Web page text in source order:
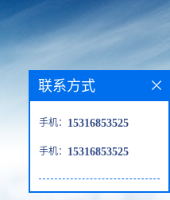
联系方式
手机： 15316853525
手机： 15316853525